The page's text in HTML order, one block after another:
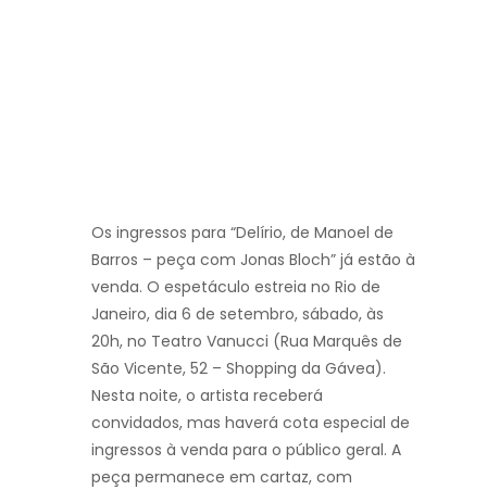
Os ingressos para “Delírio, de Manoel de
Barros – peça com Jonas Bloch” já estão à
venda. O espetáculo estreia no Rio de
Janeiro, dia 6 de setembro, sábado, às
20h, no Teatro Vanucci (Rua Marquês de
São Vicente, 52 – Shopping da Gávea).
Nesta noite, o artista receberá
convidados, mas haverá cota especial de
ingressos à venda para o público geral. A
peça permanece em cartaz, com